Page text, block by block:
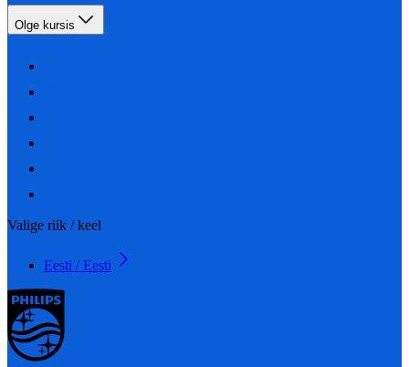
Olge kursis
Valige riik / keel
Eesti / Eesti